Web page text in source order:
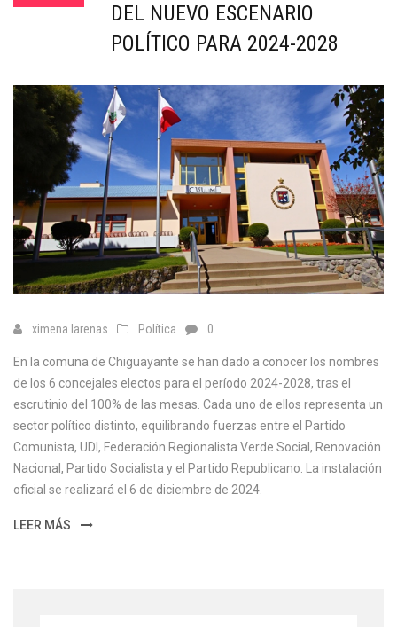
DEL NUEVO ESCENARIO
POLÍTICO PARA 2024-2028
ximena larenas Política 0
En la comuna de Chiguayante se han dado a conocer los nombres
de los 6 concejales electos para el período 2024-2028, tras el
escrutinio del 100% de las mesas. Cada uno de ellos representa un
sector político distinto, equilibrando fuerzas entre el Partido
Comunista, UDI, Federación Regionalista Verde Social, Renovación
Nacional, Partido Socialista y el Partido Republicano. La instalación
oficial se realizará el 6 de diciembre de 2024.
LEER MÁS